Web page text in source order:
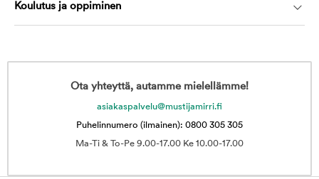
Koulutus ja oppiminen
Ota yhteyttä, autamme mielellämme!
asiakaspalvelu@mustijamirri.fi
Puhelinnumero (ilmainen): 0800 305 305
Ma-Ti & To-Pe 9.00-17.00 Ke 10.00-17.00